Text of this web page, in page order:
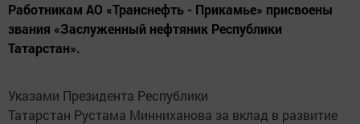
Работникам АО «Транснефть - Прикамье» присвоены
звания «Заслуженный нефтяник Республики
Татарстан».
Указами Президента Республики
Татарстан Рустама Минниханова за вклад в развитие